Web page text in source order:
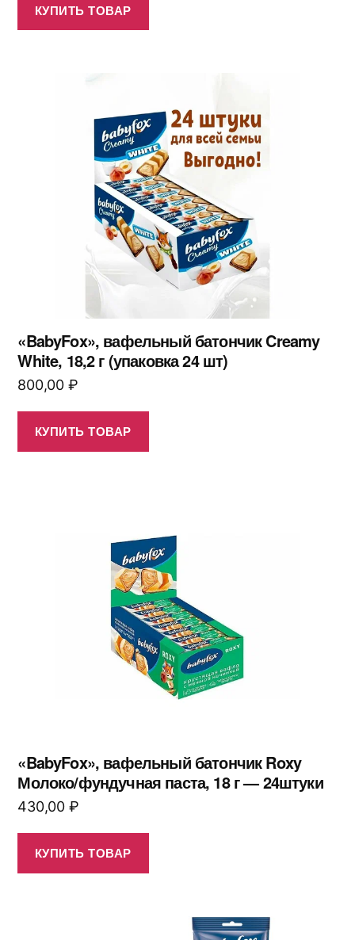
КУПИТЬ ТОВАР
«BabyFox», вафельный батончик Creamy
White, 18,2 г (упаковка 24 шт)
800,00 ₽
КУПИТЬ ТОВАР
«BabyFox», вафельный батончик Roxy
Молоко/фундучная паста, 18 г — 24штуки
430,00 ₽
КУПИТЬ ТОВАР